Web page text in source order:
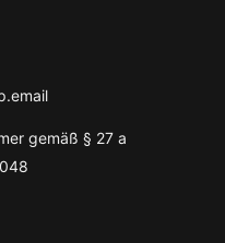
gemäß § 27 a